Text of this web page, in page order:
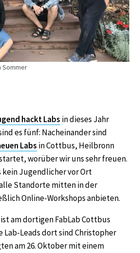
Sommer
hackt Labs in dieses Jahr
es fünf: Nacheinander sind
Labs in Cottbus, Heilbronn
worüber wir uns sehr freuen.
kein Jugendlicher vor Ort
Standorte mitten in der
Online-Workshops anbieten.
ist am dortigen FabLab Cottbus
Lab-Leads dort sind Christopher
am 26. Oktober mit einem